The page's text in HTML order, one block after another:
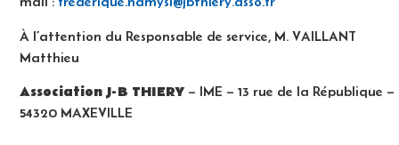
À l’attention du Responsable de service, M. VAILLANT
Matthieu
Association J-B THIERY – IME – 13 rue de la République –
54320 MAXEVILLE